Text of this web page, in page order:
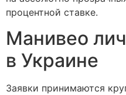
процентной ставке.
Манивео
в Украине
Заявки принимаются